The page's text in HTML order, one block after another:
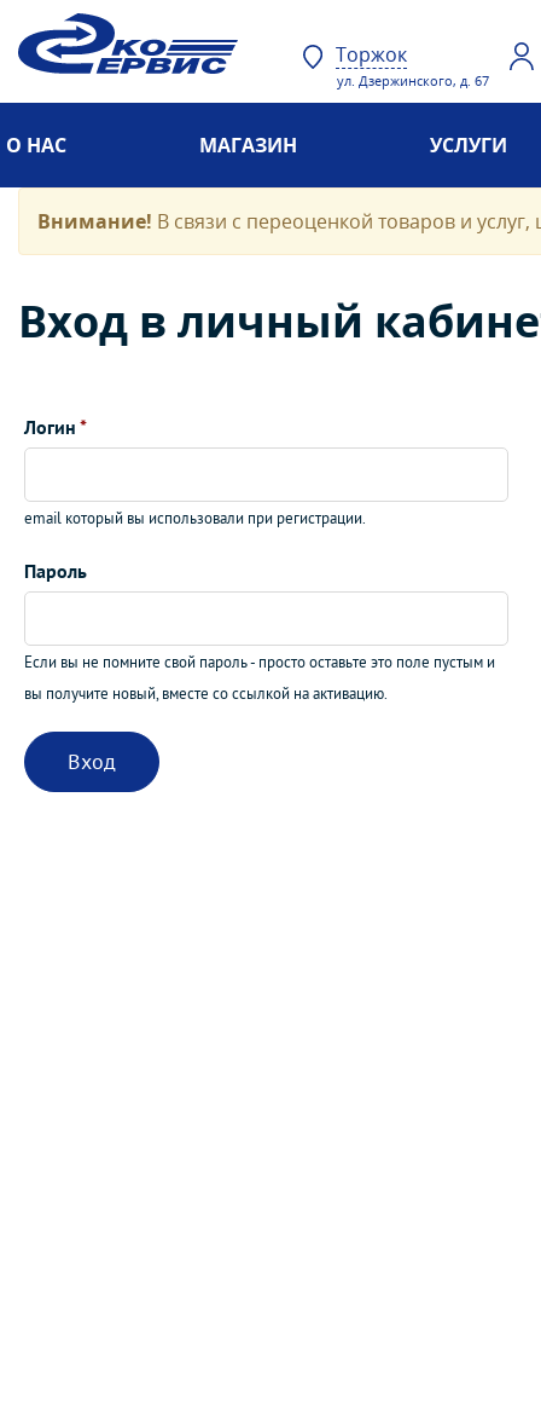
Торжок
ул. Дзержинского, д. 67
О НАС МАГАЗИН УСЛУГИ
Внимание! В связи с переоценкой товаров и
Вход в личный
Логин *
email который вы использовали при регистрации.
Пароль
Если вы не помните свой пароль - просто оставьте это поле пустым и
вы получите новый, вместе со ссылкой на активацию.
Вход